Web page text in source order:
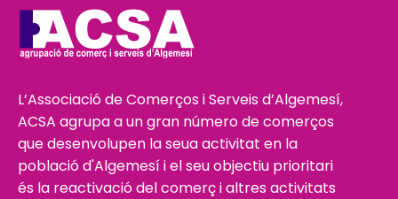
L’Associació de Comerços i Serveis d’Algemesí,
ACSA agrupa a un gran número de comerços
que desenvolupen la seua activitat en la
població d'Algemesí i el seu objectiu prioritari
és la reactivació del comerç i altres activitats